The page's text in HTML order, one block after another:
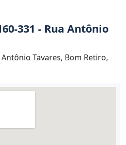
331 - Rua Antônio
Tavares, Bom Retiro,